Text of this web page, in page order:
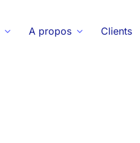
A propos Clients